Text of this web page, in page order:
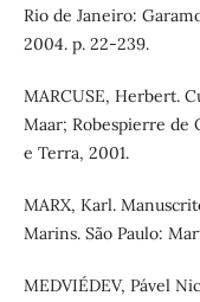
Rio de Janeiro:
2004. p. 22-239.
MARCUSE, Herbert.
Maar; Robespierre de
e Terra, 2001.
MARX, Karl.
Marins. São Paulo:
MEDVIÉDEV, Pável